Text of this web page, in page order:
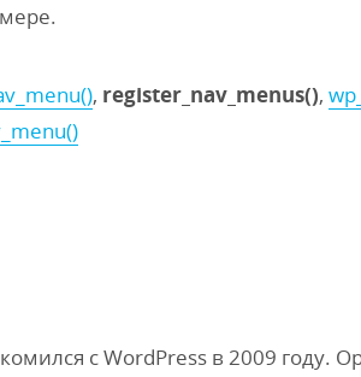
, register_nav_menus(),
с WordPress в 2009 году.